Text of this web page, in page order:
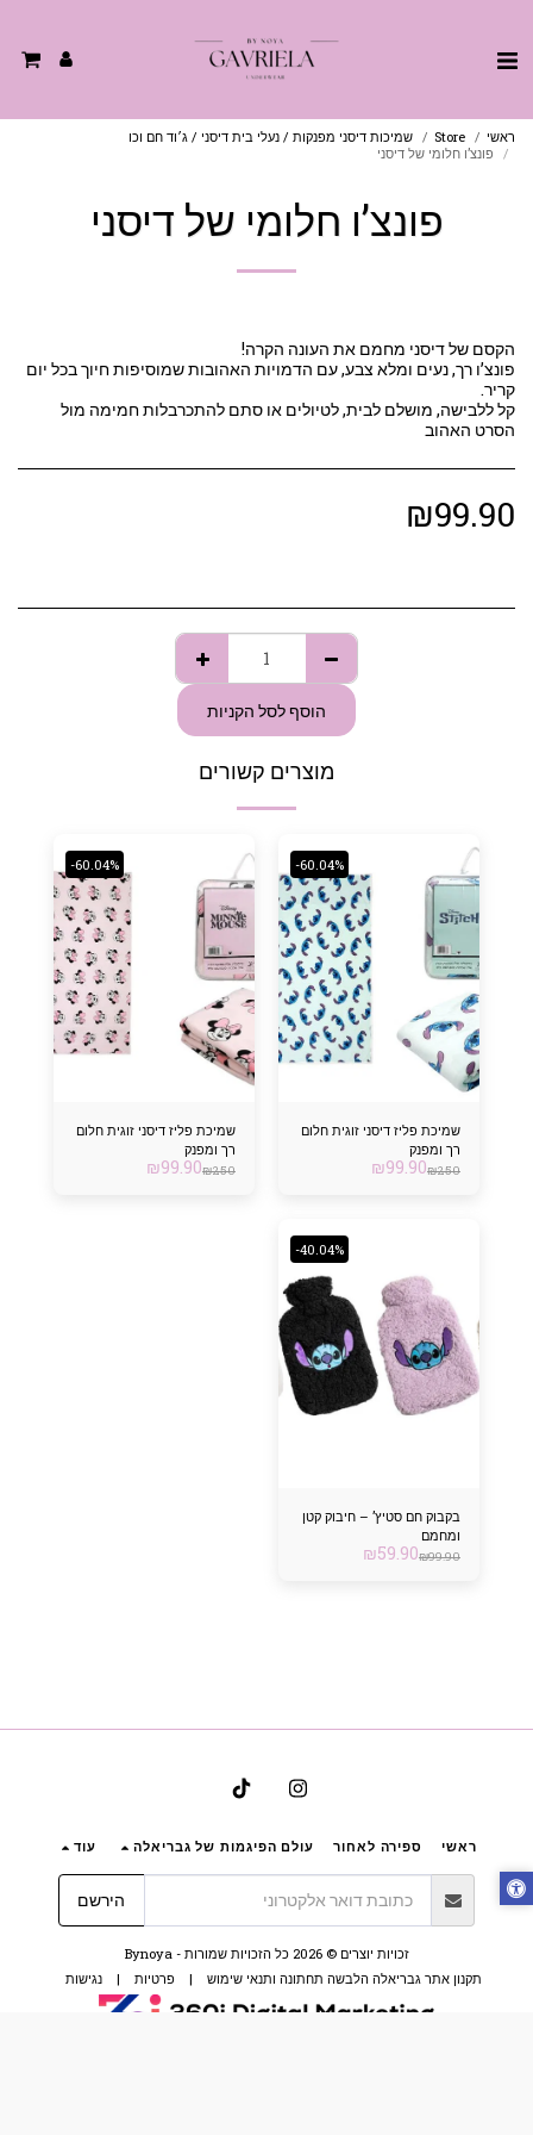
ראשי Store
שמיכות דיסני מפנקות / נעלי בית דיסני / ג׳וד חם וכו
פונצ’ו חלומי של דיסני
פונצ’ו חלומי של דיסני
פונצ’ו רך, נעים ומלא צבע, עם הדמויות האהובות שמוסיפות חיוך בכל יום
קל ללבישה, מושלם לבית, לטיולים או סתם להתכרבלות חמימה מול
הסרט האהוב
₪99.90
הוסף לסל הקניות
מוצרים קשורים
-60.04%
שמיכת פליז דיסני זוגית חלום
רך ומפנק
₪250
₪99.90
-60.04%
שמיכת פליז דיסני זוגית חלום
רך ומפנק
₪250
₪99.90
-40.04%
בקבוק חם סטיץ’ – חיבוק קטן
ומחמם
₪99.90
₪59.90
ראשי ספירה לאחור עולם הפיגמות של גבריאלה עוד
הירשם
זכויות יוצרים © 2026 כל הזכויות שמורות -
Bynoya
תקנון אתר גבריאלה הלבשה תחתונה ותנאי שימוש | פרטיות | נגישות